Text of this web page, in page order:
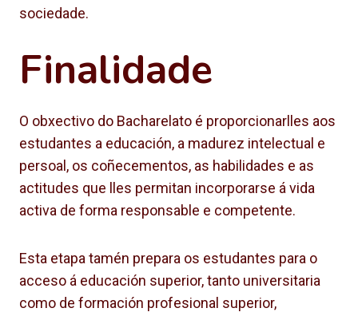
sociedade.
Finalidade
O obxectivo do Bacharelato é proporcionarlles aos
estudantes a educación, a madurez intelectual e
persoal, os coñecementos, as habilidades e as
actitudes que lles permitan incorporarse á vida
activa de forma responsable e competente.
Esta etapa tamén prepara os estudantes para o
acceso á educación superior, tanto universitaria
como de formación profesional superior,